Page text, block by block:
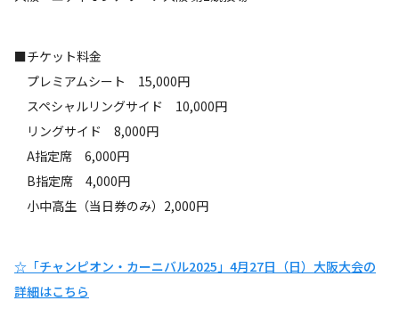
■チケット料金
プレミアムシート 15,000円
スペシャルリングサイド 10,000円
リングサイド 8,000円
A指定席 6,000円
B指定席 4,000円
小中高生（当日券のみ）2,000円
☆「チャンピオン・カーニバル2025」4月27日（日）大阪大会の
詳細はこちら